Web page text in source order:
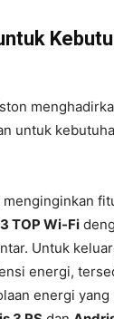
untuk
menginginkan
TOP Wi-Fi
Untuk
energi,
energi yang